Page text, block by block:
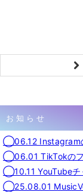
お知らせ
◯06.12 Instagram
◯06.01 TikTokのフ
◯10.11 YouTubeチ
◯25.08.01